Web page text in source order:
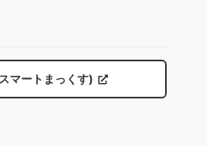
マートまっくす)